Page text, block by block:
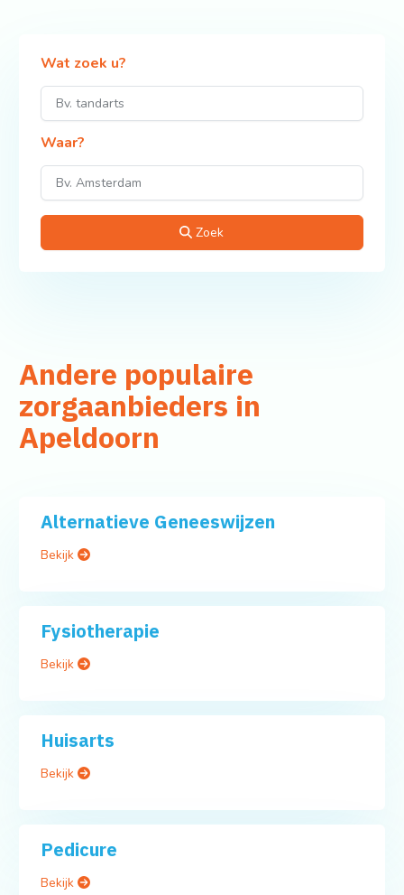
Wat zoek u?
Waar?
Zoek
Andere populaire
zorgaanbieders in
Apeldoorn
Alternatieve Geneeswijzen
Bekijk
Fysiotherapie
Bekijk
Huisarts
Bekijk
Pedicure
Bekijk